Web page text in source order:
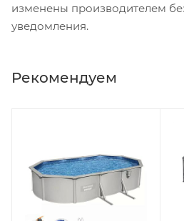
изменены производителем
уведомления.
Рекомендуем